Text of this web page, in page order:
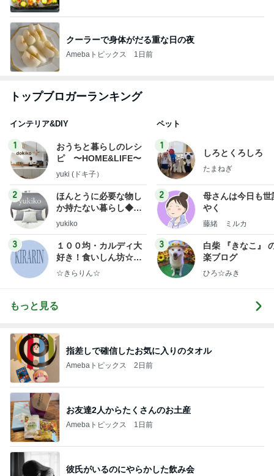
クーラーで身体がだる重な日の夜
Amebaトピックス 1日前
トップブロガーランキング
インテリア&DIY
1
おうちと暮らしのレシ
ピ 〜HOME&LIFE〜
yuki (ドキ子）
2
ほんとうに必要な物し
か持たない暮らし◆Ke
ep Life Simple◆〜イ
yukiko
3
１００均・カルディ大
好き！食いしん坊☆き
らりん☆のブログ
☆きらりん☆
ペット
1
しろとくろしろ
たまねぎ
2
母さんは今日も世
やく
藤緒 ミルカ
3
白柴 『きなこ』
楽ブログ
ひろ☆みき
もっと見る
指差しで確信したお気に入りのタオル
Amebaトピックス 2日前
お友達2人からたくさんのお土産
Amebaトピックス 1日前
彼氏がいるのにやらかした飲み会